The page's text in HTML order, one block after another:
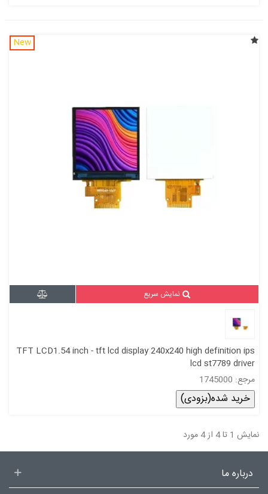
New
نمایش سریع
TFT LCD1.54 inch - tft lcd display 240x240 high definition ips
lcd st7789 driver
مرجع: 1745000
خرید شده(بزودی)
نمایش 1 تا 4 از 4 مورد
درباره ما